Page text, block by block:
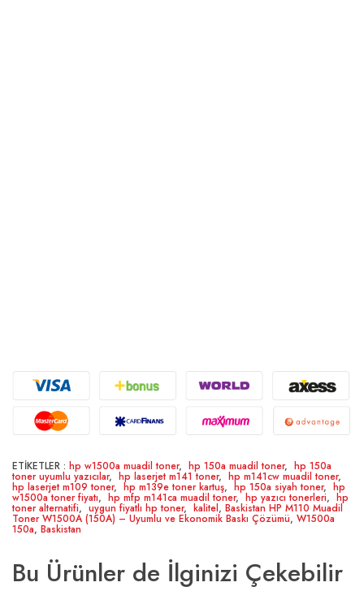
ETİKETLER : hp w1500a muadil toner, hp 150a muadil toner, hp 150a
toner uyumlu yazıcılar, hp laserjet m141 toner, hp m141cw muadil toner,
hp laserjet m109 toner, hp m139e toner kartuş, hp 150a siyah toner, hp
w1500a toner fiyatı, hp mfp m141ca muadil toner, hp yazıcı tonerleri, hp
toner alternatifi,uygun fiyatlı hp toner, kalitel, Baskistan HP M110 Muadil
Toner W1500A (150A) – Uyumlu ve Ekonomik Baskı Çözümü, W1500a
150a, Baskistan
Bu Ürünler de İlginizi Çekebilir